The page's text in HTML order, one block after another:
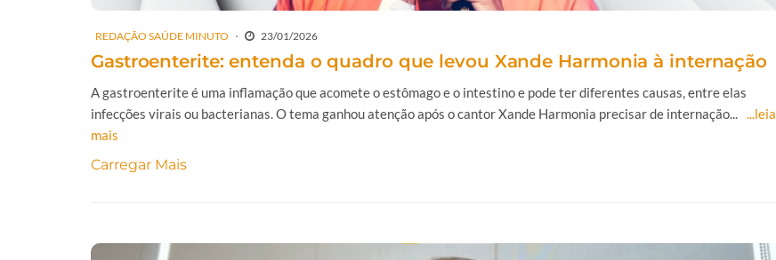
REDAÇÃO SAÚDE MINUTO 23/01/2026
Gastroenterite: entenda o quadro que levou Xande Harmonia à internação
A gastroenterite é uma inflamação que acomete o estômago e o intestino e pode ter diferentes causas, entre elas
infecções virais ou bacterianas. O tema ganhou atenção após o cantor Xande Harmonia precisar de internação... ...leia
mais
Carregar Mais